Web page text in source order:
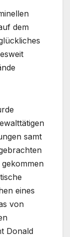
dem
samt
eines
von
Donald